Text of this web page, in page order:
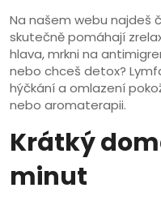
Na našem webu najdeš
skutečně pomáhají
hlava, mrkni na
nebo chceš detox?
hýčkání a omlazení
nebo aromaterapii.
Krátký
minut